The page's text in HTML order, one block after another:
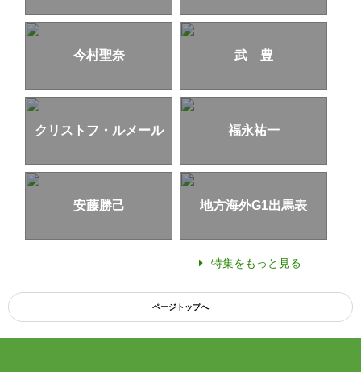
今村聖奈 武 豊
クリストフ・ルメール 福永祐一
安藤勝己 地方海外G1出馬表
特集をもっと見る
ページトップへ